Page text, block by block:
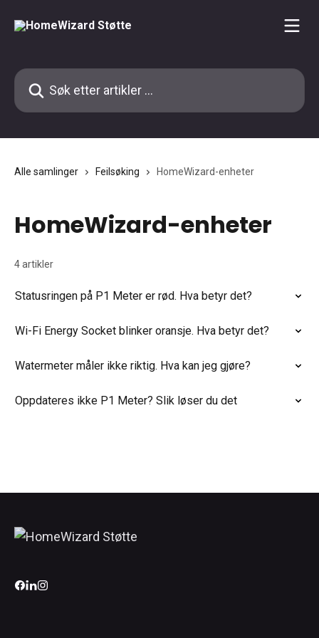
Søk etter artikler ...
Alle samlinger Feilsøking HomeWizard-enheter
HomeWizard-enheter
4 artikler
Statusringen på P1 Meter er rød. Hva betyr det?
Wi-Fi Energy Socket blinker oransje. Hva betyr det?
Watermeter måler ikke riktig. Hva kan jeg gjøre?
Oppdateres ikke P1 Meter? Slik løser du det